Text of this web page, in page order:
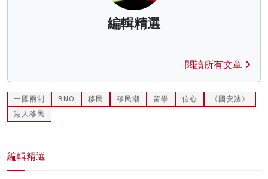
編輯精選
閱讀所有文章
一國兩制 BNO 移民 移民潮 留學 信心
《國安法》
港人移民
編輯精選